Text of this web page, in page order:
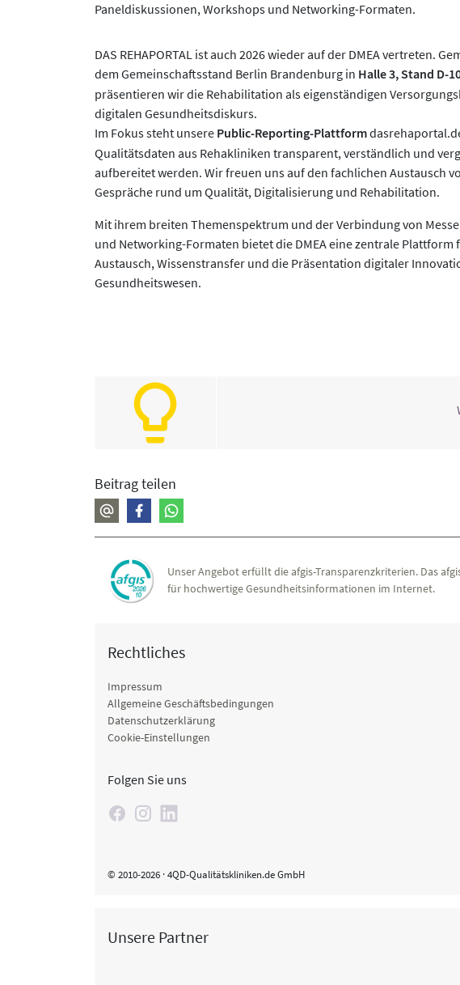
Paneldiskussionen, Workshops und Networking-Formaten.
DAS REHAPORTAL ist auch 2026 wieder auf der DMEA vertreten.
dem Gemeinschaftsstand Berlin Brandenburg in Halle 3, Stand D-
präsentieren wir die Rehabilitation als eigenständigen
digitalen Gesundheitsdiskurs.
Im Fokus steht unsere Public-Reporting-Plattform
Qualitätsdaten aus Rehakliniken transparent, verständlich und
aufbereitet werden. Wir freuen uns auf den fachlichen Austausch
Gespräche rund um Qualität, Digitalisierung und Rehabilitation.
Mit ihrem breiten Themenspektrum und der Verbindung von
und Networking-Formaten bietet die DMEA eine zentrale Plattform
Austausch, Wissenstransfer und die Präsentation digitaler
Gesundheitswesen.
Beitrag teilen
Unser Angebot erfüllt die afgis-Transparenzkriterien. Das
für hochwertige Gesundheitsinformationen im Internet.
Rechtliches
Impressum
Allgemeine Geschäftsbedingungen
Datenschutzerklärung
Cookie-Einstellungen
Folgen Sie uns
© 2010-2026 · 4QD-Qualitätskliniken.de GmbH
Unsere Partner